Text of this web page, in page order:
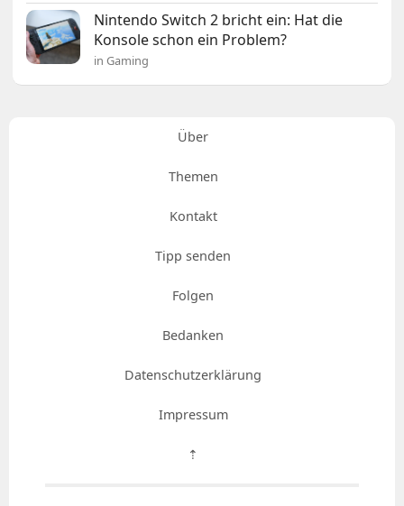
Nintendo Switch 2 bricht ein: Hat die
Konsole schon ein Problem?
in Gaming
Über
Themen
Kontakt
Tipp senden
Folgen
Bedanken
Datenschutzerklärung
Impressum
⇡